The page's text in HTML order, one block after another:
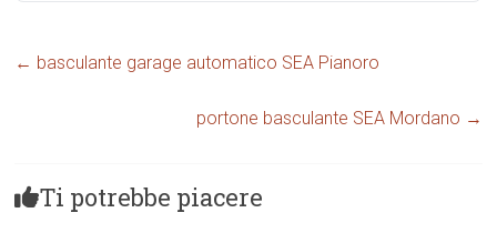
← basculante garage automatico SEA Pianoro
portone basculante SEA Mordano →
Ti potrebbe piacere